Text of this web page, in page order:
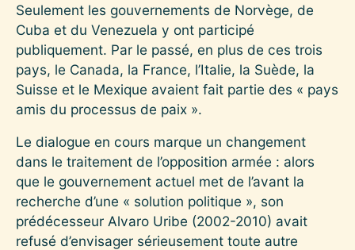
Seulement les gouvernements de Norvège, de
Cuba et du Venezuela y ont participé
publiquement. Par le passé, en plus de ces trois
pays, le Canada, la France, l’Italie, la Suède, la
Suisse et le Mexique avaient fait partie des « pays
amis du processus de paix ».
Le dialogue en cours marque un changement
dans le traitement de l’opposition armée : alors
que le gouvernement actuel met de l’avant la
recherche d’une « solution politique », son
prédécesseur Alvaro Uribe (2002-2010) avait
refusé d’envisager sérieusement toute autre